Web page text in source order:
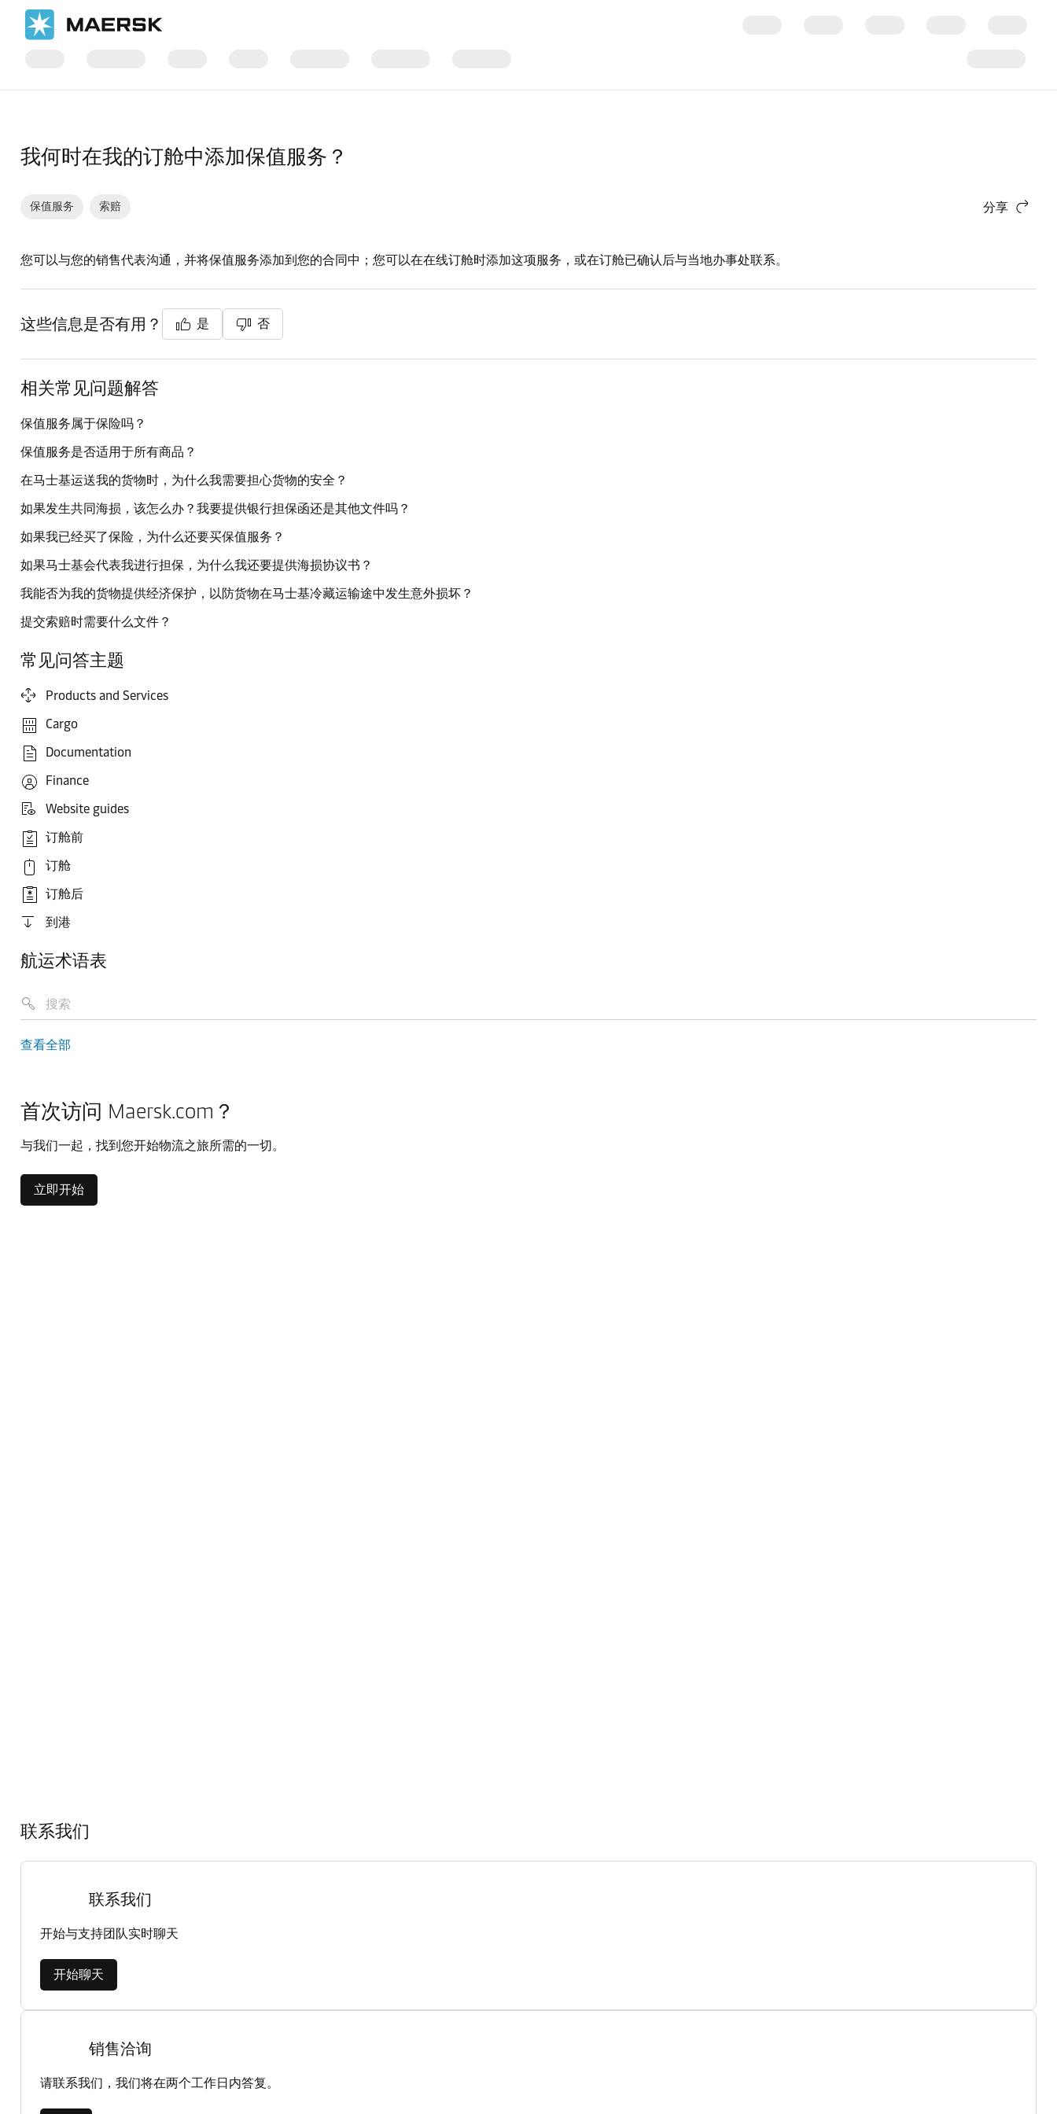
我何时在我的订舱中添加保值服务？
保值服务 索赔 分享
您可以与您的销售代表沟通，并将保值服务添加到您的合同中；您可以在在线订舱时添加这项服务，或在订舱已确认后与当地办事处联系。
这些信息是否有用？ 是 否
相关常见问题解答
保值服务属于保险吗？
保值服务是否适用于所有商品？
在马士基运送我的货物时，为什么我需要担心货物的安全？
如果发生共同海损，该怎么办？我要提供银行担保函还是其他文件吗？
如果我已经买了保险，为什么还要买保值服务？
如果马士基会代表我进行担保，为什么我还要提供海损协议书？
我能否为我的货物提供经济保护，以防货物在马士基冷藏运输途中发生意外损坏？
提交索赔时需要什么文件？
常见问答主题
Products and Services
Cargo
Documentation
Finance
Website guides
订舱前
订舱
订舱后
到港
航运术语表
查看全部
首次访问 Maersk.com？
与我们一起，找到您开始物流之旅所需的一切。
立即开始
联系我们
联系我们
开始与支持团队实时聊天
开始聊天
销售洽询
请联系我们，我们将在两个工作日内答复。